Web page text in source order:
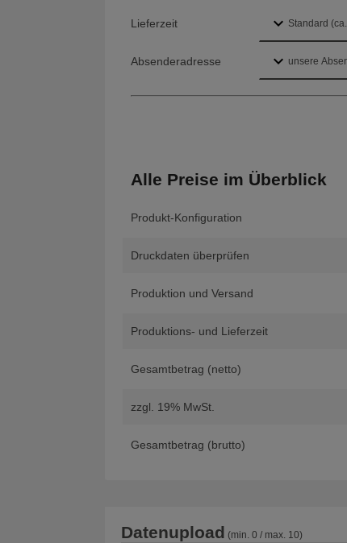
Lieferzeit
Absenderadresse
Alle Preise im Überblick
Produkt-Konfiguration
Druckdaten überprüfen
Produktion und Versand
Produktions- und Lieferzeit
Gesamtbetrag (netto)
zzgl. 19% MwSt.
Gesamtbetrag (brutto)
Datenupload (min. 0 / max. 10)